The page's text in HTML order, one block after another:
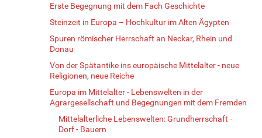
Erste Begegnung mit dem Fach Geschichte
Steinzeit in Europa – Hochkultur im Alten Ägypten
Spuren römischer Herrschaft an Neckar, Rhein und
Donau
Von der Spätantike ins europäische Mittelalter - neue
Religionen, neue Reiche
Europa im Mittelalter - Lebenswelten in der
Agrargesellschaft und Begegnungen mit dem Fremden
Mittelalterliche Lebenswelten: Grundherrschaft -
Dorf - Bauern